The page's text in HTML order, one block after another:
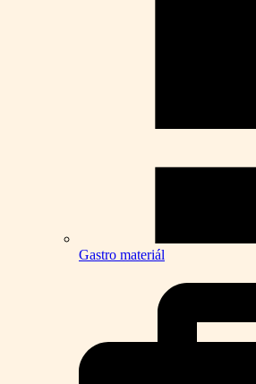
Gastro materiál